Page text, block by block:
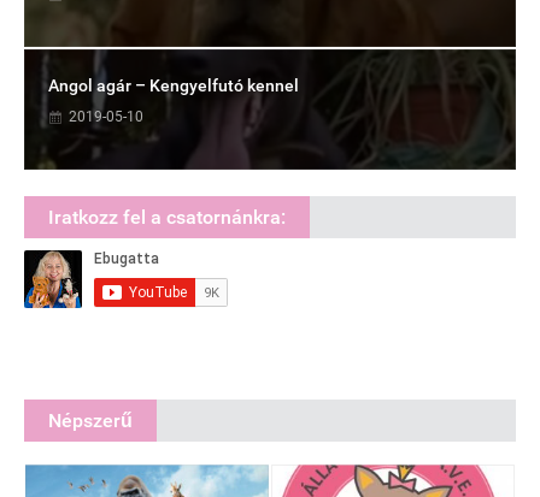
Angol agár – Kengyelfutó kennel
2019-05-10
Iratkozz fel a csatornánkra:
Népszerű